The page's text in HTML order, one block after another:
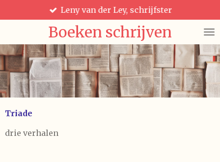
direct
de
hoofdinhoud
Boeken schrijven
Leny van der Ley, schrijfster
Triade
drie verhalen